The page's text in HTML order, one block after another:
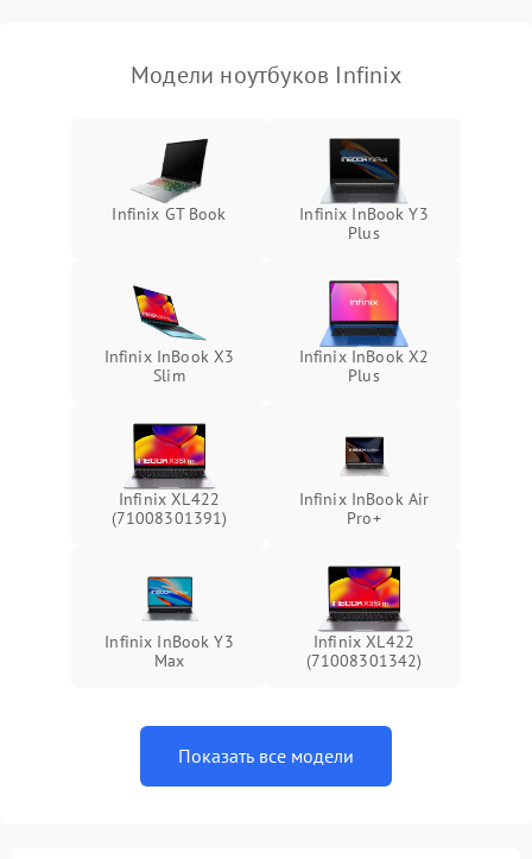
пропадание диска
оперативной памяти:
вылеты приложений,
синие экраны
Подробнее →
Модели ноутбуков Infinix
Infinix GT Book
Infinix InBook Y3
Plus
Infinix InBook X3
Slim
Infinix InBook X2
Plus
Infinix XL422
(71008301391)
Infinix InBook Air
Pro+
Infinix InBook Y3
Max
Infinix XL422
(71008301342)
Показать все модели